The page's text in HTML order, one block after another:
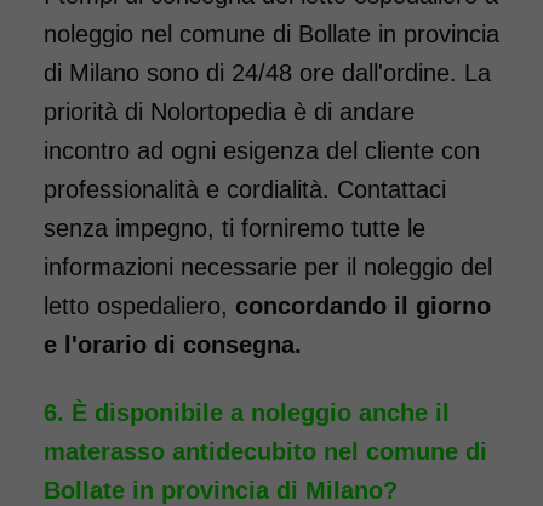
noleggio nel comune di Bollate in provincia
di Milano sono di 24/48 ore dall'ordine. La
priorità di Nolortopedia è di andare
incontro ad ogni esigenza del cliente con
professionalità e cordialità. Contattaci
senza impegno, ti forniremo tutte le
informazioni necessarie per il noleggio del
letto ospedaliero, concordando il giorno
e l'orario di consegna.
È disponibile a noleggio anche il
materasso antidecubito nel comune di
Bollate in provincia di Milano?